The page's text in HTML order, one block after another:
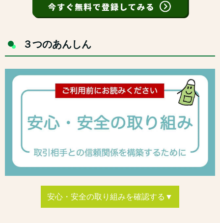
３つのあんしん
安心・安全の取り組みを確認する▼